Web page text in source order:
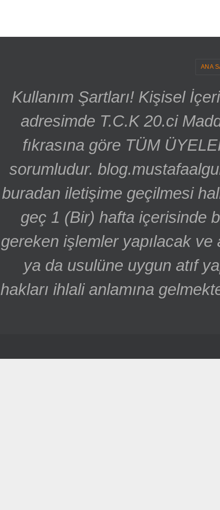
ANA
Kullanım Şartları! Kişisel
adresimde T.C.K 20.ci
fıkrasına göre TÜM
sorumludur.
buradan iletişime geçilmesi
geç 1 (Bir) hafta içerisinde
gereken işlemler yapılacak ve
ya da usulüne uygun atıf
hakları ihlali anlamına